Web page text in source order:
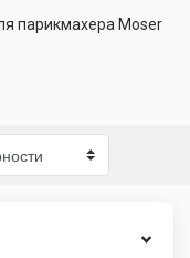
парикмахера Moser